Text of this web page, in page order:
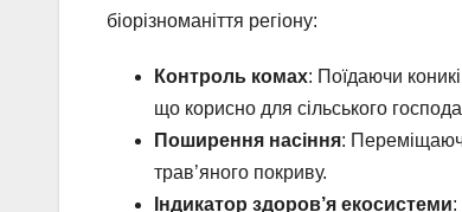
біорізноманіття регіону:
Контроль комах: Поїдаючи
що корисно для сільського
Поширення насіння:
трав’яного покриву.
Індикатор здоров’я екосистеми: